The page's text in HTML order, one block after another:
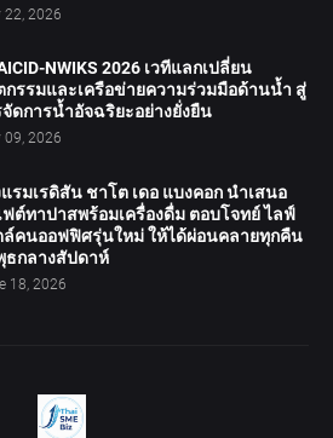
22, 2026
NWIKS 2026 เวทีแลกเปลี่ยน
กรรมและเครือข่ายความร่วมมือด้านน้ำ สู่
จัดการน้ำอัจฉริยะอย่างยั่งยืน
09, 2026
รมเรดิสัน ชาโต เดอ แบงคอก นำเสนอ
ฟต์ทาปาสพร้อมเครื่องดื่ม ตอบโจทย์ ไลฟ์
ล์คนออฟฟิศรุ่นใหม่ ให้ได้ผ่อนคลายทุกคืน
ธกลางสัปดาห์
18, 2026